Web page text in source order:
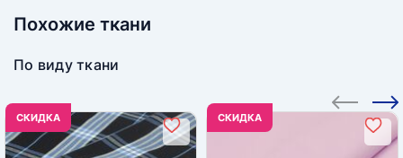
Похожие ткани
По виду ткани
CКИДКА CКИДКА